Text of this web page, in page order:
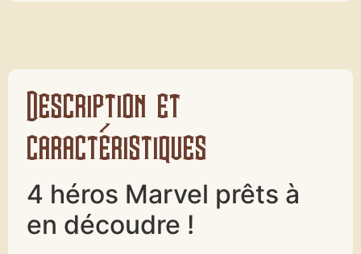
Description et
caractéristiques
4 héros Marvel prêts à
en découdre !